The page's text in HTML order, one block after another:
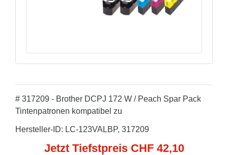
# 317209 - Brother DCPJ 172 W / Peach Spar Pack
Tintenpatronen kompatibel zu
Hersteller-ID: LC-123VALBP, 317209
Jetzt Tiefstpreis CHF 42,10